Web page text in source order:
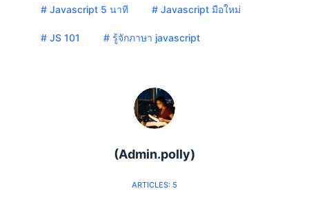
# Javascript 5 นาที # Javascript มือใหม่
# JS 101 # รู้จักภาษา javascript
(Admin.polly)
ARTICLES: 5